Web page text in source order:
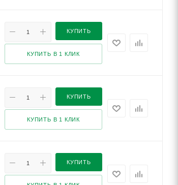
КУПИТЬ
КУПИТЬ В 1 КЛИК
КУПИТЬ
КУПИТЬ В 1 КЛИК
КУПИТЬ